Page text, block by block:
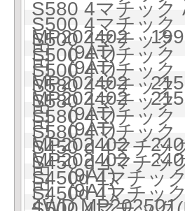
S580 4マチック
MP202402
S500 4マチッ
円 (9AT)
S500 4マチッ
円 (9AT)
S500 4マチック
MP202402
S500 4マチック
MP202402
S580 4マチッ
円 (9AT)
S580 4マチッ
円 (9AT)
S580 4マチック
MP202402
S580 4マチック
MP202402
S450 d 4マチッ
円 (9AT)
S450 d 4マチッ
円 (9AT)
S450d 4マチッ
4WD
S450d 4マチッ